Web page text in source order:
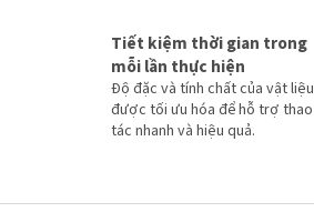
Tiết kiệm thời gian trong
mỗi lần thực hiện
Độ đặc và tính chất của vật liệu
được tối ưu hóa để hỗ trợ thao
tác nhanh và hiệu quả.